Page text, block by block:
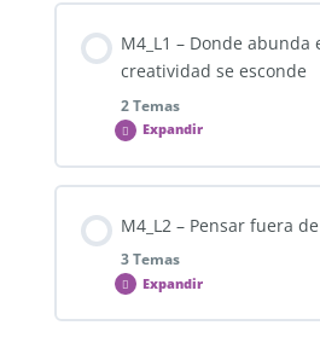
M3_L1_T2 – Los tres cerebros
funciones
M3_L1_F1 – Foro – Los tres
M4_L1 – Donde abunda
creatividad se esconde
2 Temas
Expandir
0% COMPLETADO 0/2 pasos
M5_L1_T1 – Restableciendo el
M4_L2 – Pensar fuera
3 Temas
Expandir